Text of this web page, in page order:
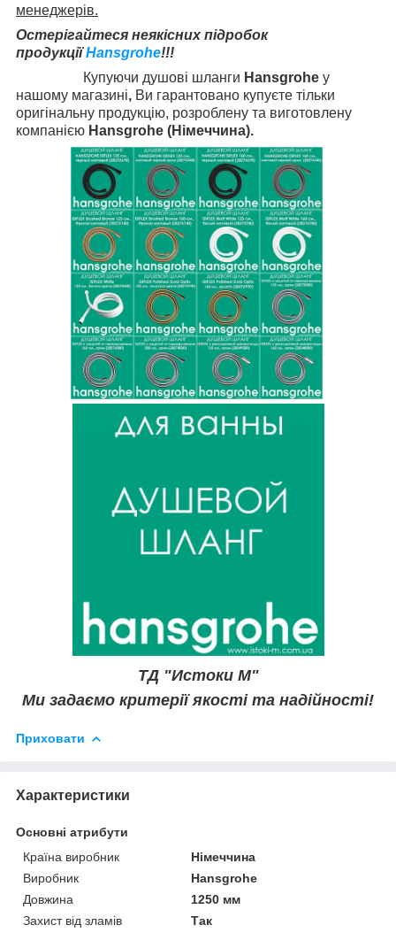
менеджерів.
Остерігайтеся неякісних підробок
продукціїHansgrohe!!!
Купуючи душові шланги Hansgrohe у
нашому магазині, Ви гарантовано купуєте тільки
оригінальну продукцію, розроблену та виготовлену
компанією Hansgrohe (Німеччина).
ТД "Истоки М"
Ми задаємо критерії якості та надійності!
Приховати
Характеристики
Основні атрибути
Країна виробник
Німеччина
Виробник
Hansgrohe
Довжина
1250 мм
Захист від зламів
Так